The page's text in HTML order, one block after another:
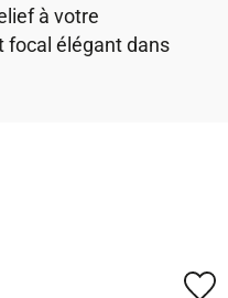
à votre
focal élégant dans
favorite_border